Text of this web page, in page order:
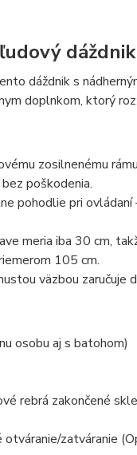
dáždnik s
doplnkom, ktorý
zosilnenému
poškodenia.
pohodlie pri
meria iba 30 cm,
105 cm.
väzbou zaručuje
osobu aj s batohom)
rebrá zakončené
zatváranie